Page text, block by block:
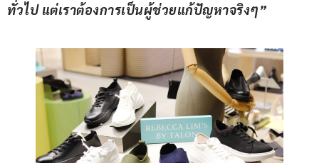
ทั่วไป แต่เราต้องการเป็นผู้ช่วยแก้ปัญหาจริงๆ”